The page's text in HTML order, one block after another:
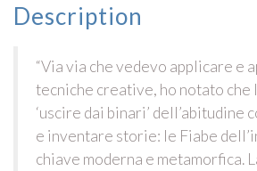
Description
“Via via che vedevo applicare e
tecniche creative, ho notato che
‘uscire dai binari’ dell’abitudine
e inventare storie: le Fiabe
chiave moderna e metamorfica.